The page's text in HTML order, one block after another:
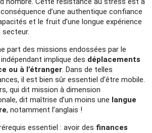
d’une authentique confiance
et le fruit d’une longue expérience
secteur.
part des missions endossées par le
implique des déplacements
ou à l’étranger. Dans de telles
il est bien sûr essentiel d’être mobile.
qui dit mission à dimension
dit maîtrise d’un moins une langue
, notamment l’anglais !
essentiel : avoir des finances